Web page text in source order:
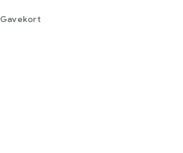
Gavekort